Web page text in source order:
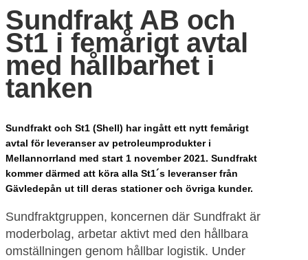
Sundfrakt AB och
St1 i femårigt avtal
med hållbarhet i
tanken
Sundfrakt och St1 (Shell) har ingått ett nytt femårigt
avtal för leveranser av petroleumprodukter i
Mellannorrland med start 1 november 2021. Sundfrakt
kommer därmed att köra alla St1´s leveranser från
Gävledepån ut till deras stationer och övriga kunder.
Sundfraktgruppen, koncernen där Sundfrakt är
moderbolag, arbetar aktivt med den hållbara
omställningen genom hållbar logistik. Under